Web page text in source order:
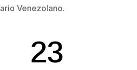
Venezolano.
23